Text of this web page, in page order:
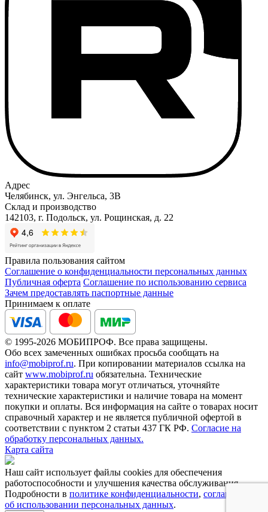
Адрес
Челябинск, ул. Энгельса, 3В
Склад и производство
142103, г. Подольск, ул. Рощинская, д. 22
Правила пользования сайтом
Соглашение о конфиденциальности персональных данных
Публичная оферта Соглашение по использованию сервиса
Зачем предоставлять паспортные данные
Принимаем к оплате
© 1995-2026 МОБИПРОФ. Все права защищены.
Обо всех замеченных ошибках просьба сообщать на
info@mobiprof.ru. При копировании материалов ссылка на
сайт www.mobiprof.ru обязательна. Технические
характеристики товара могут отличаться, уточняйте
технические характеристики и наличие товара на момент
покупки и оплаты. Вся информация на сайте о товарах носит
справочный характер и не является публичной офертой в
соответствии с пунктом 2 статьи 437 ГК РФ. Согласие на
обработку персональных данных.
Карта сайта
Наш сайт использует файлы cookies для обеспечения
работоспособности и улучшения качества обслуживания.
Подробности в политике конфиденциальности, соглашении
об использовании персональных данных.